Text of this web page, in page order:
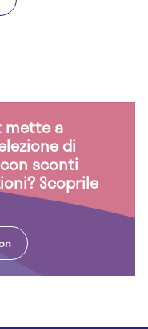
mette a
di
sconti
Scoprile